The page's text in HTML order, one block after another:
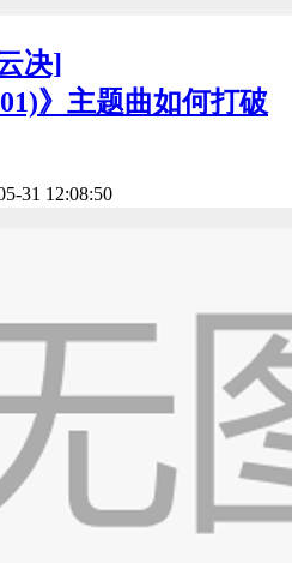
决]
》主题曲如何打破
31 12:08:50